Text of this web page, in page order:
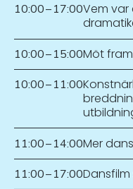
10:00–17:00Vem var
10:00–15:00Möt
10:00–11:00
11:00–14:00Mer
11:00–17:00